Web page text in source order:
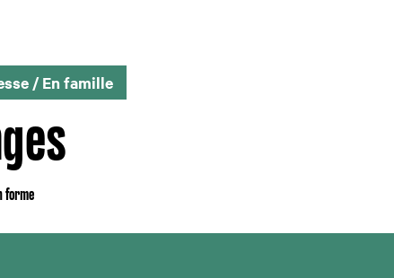
/En famille
forme